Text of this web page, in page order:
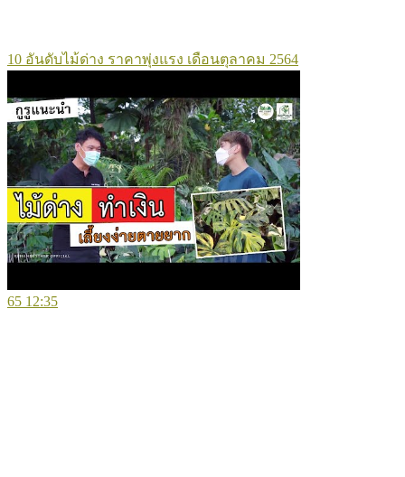
10 อันดับไม้ด่าง ราคาพุ่งแรง เดือนตุลาคม 2564
65 12:35